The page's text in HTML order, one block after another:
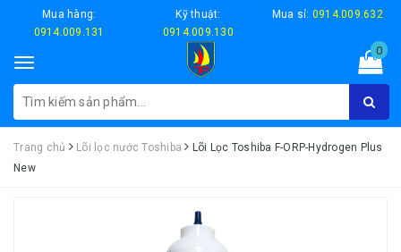
Mua hàng:
0914.009.131
Kỹ thuật:
0914.009.130
Mua sỉ: 0914.009.632
Toggle
navigation
0
Trang chủ Lõi lọc nước Toshiba
Lõi Lọc Toshiba F-ORP-Hydrogen Plus
New